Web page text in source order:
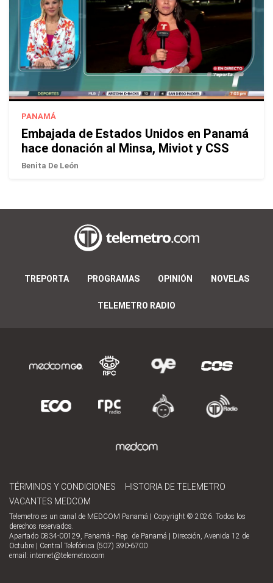
PANAMÁ
Embajada de Estados Unidos en Panamá
hace donación al Minsa, Miviot y CSS
Benita De León
TREPORTA PROGRAMAS OPINIÓN NOVELAS
TELEMETRO RADIO
TÉRMINOS Y CONDICIONES
HISTORIA DE TELEMETRO
VACANTES MEDCOM
Telemetro es un canal de MEDCOM Panamá | Copyright © 2026. Todos los
derechos reservados.
Apartado 0834-00129, Panamá - Rep. de Panamá | Dirección, Avenida 12 de
Octubre | Central Telefónica (507) 390-6700
email: internet@telemetro.com